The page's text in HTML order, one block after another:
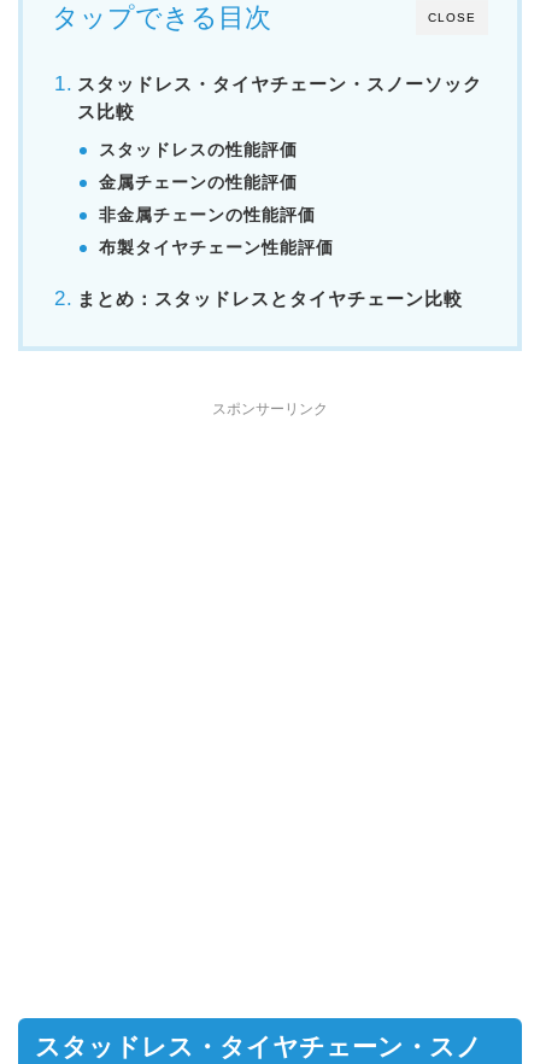
CLOSE
タップできる目次
スタッドレス・タイヤチェーン・スノーソック
ス比較
スタッドレスの性能評価
金属チェーンの性能評価
非金属チェーンの性能評価
布製タイヤチェーン性能評価
まとめ：スタッドレスとタイヤチェーン比較
スポンサーリンク
スタッドレス・タイヤチェーン・スノ